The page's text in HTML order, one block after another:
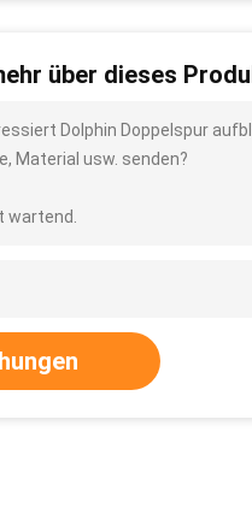
über dieses
Dolphin Doppelspur
Material usw. senden?
wartend.